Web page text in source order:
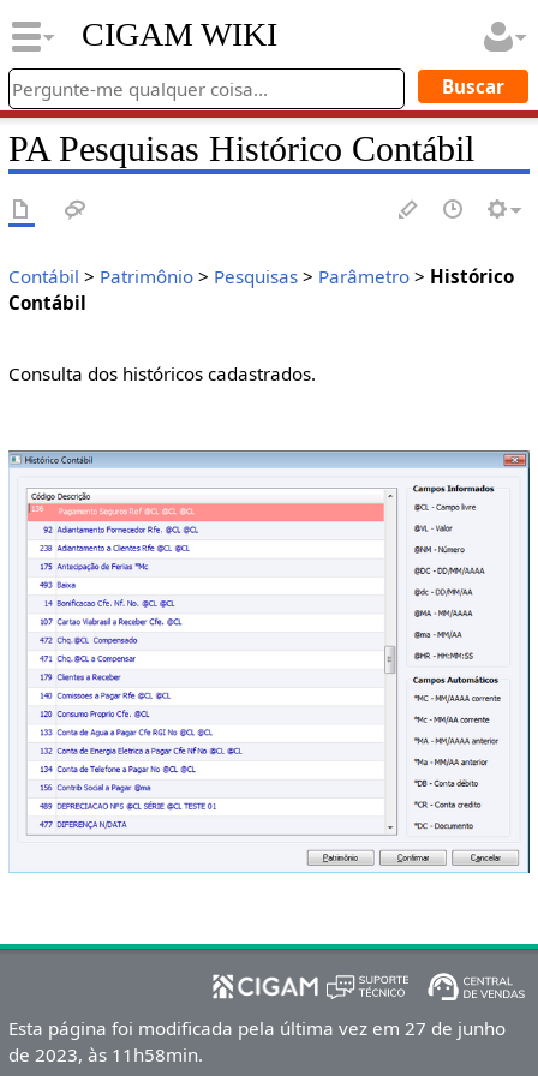
CIGAM WIKI
PA Pesquisas Histórico Contábil
Contábil > Patrimônio> Pesquisas> Parâmetro> Histórico
Contábil
Consulta dos históricos cadastrados.
Esta página foi modificada pela última vez em 27 de junho
de 2023, às 11h58min.